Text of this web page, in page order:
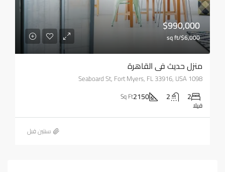
$990,000
$6,000/sq ft
منزل حديث في القاهرة
1098 Seaboard St, Fort Myers, FL 33916, USA
2
2
2150
Sq Ft
فيلا
‏سنتين قبل